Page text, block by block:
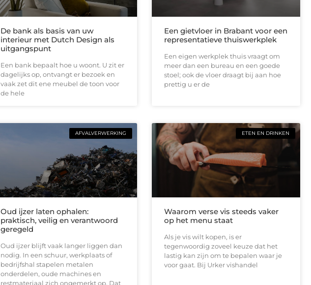
De bank als basis van uw
interieur met Dutch Design als
uitgangspunt
Een bank bepaalt hoe u woont. U zit er
dagelijks op, ontvangt er bezoek en
vaak zet dit ene meubel de toon voor
de hele
Een gietvloer in Brabant voor een
representatieve thuiswerkplek
Een eigen werkplek thuis vraagt om
meer dan een bureau en een goede
stoel; ook de vloer draagt bij aan hoe
prettig u er de
AFVALVERWERKING
Oud ijzer laten ophalen:
praktisch, veilig en verantwoord
geregeld
Oud ijzer blijft vaak langer liggen dan
nodig. In een schuur, werkplaats of
bedrijfshal stapelen metalen
onderdelen, oude machines en
restmateriaal zich ongemerkt op. Dat
ETEN EN DRINKEN
Waarom verse vis steeds vaker
op het menu staat
Als je vis wilt kopen, is er
tegenwoordig zoveel keuze dat het
lastig kan zijn om te bepalen waar je
voor gaat. Bij Urker vishandel